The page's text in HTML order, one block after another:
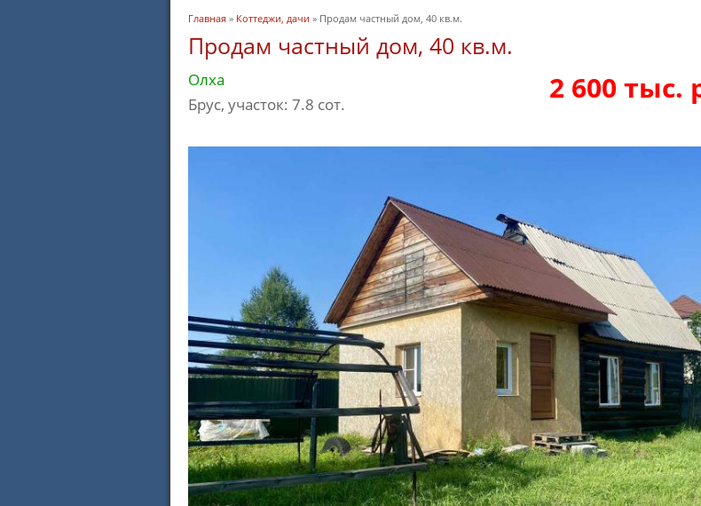
Вы здесь
Главная » Коттеджи, дачи » Продам частный дом, 40 кв.м.
Продам частный дом, 40 кв.м.
2 600 тыс.
Олха
Брус, участок: 7.8 сот.